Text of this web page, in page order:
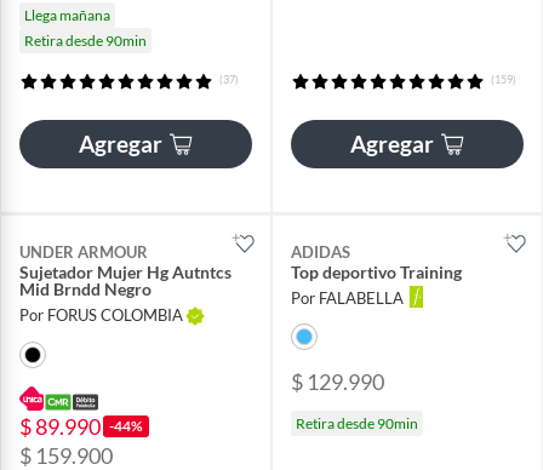
Llega mañana
Retira desde 90min
(37)
Agregar
(159)
Agregar
UNDER ARMOUR
Sujetador Mujer Hg Autntcs
Mid Brndd Negro
Por FORUS COLOMBIA
$ 89.990 -44%
$ 159.900
ADIDAS
Top deportivo Training
Por FALABELLA
$ 129.990
Retira desde 90min